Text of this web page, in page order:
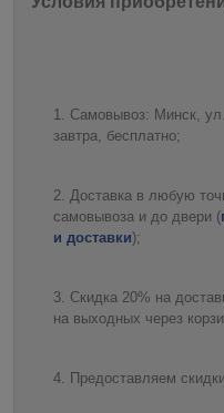
Самовывоз: Минск,
завтра, бесплатно;
Доставка в любую
самовывоза и до двери (
и доставки);
Скидка 20% на
на выходных через
Предоставляем